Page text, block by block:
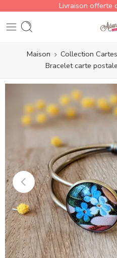
Livraison offerte
Maison Collection
Bracelet carte